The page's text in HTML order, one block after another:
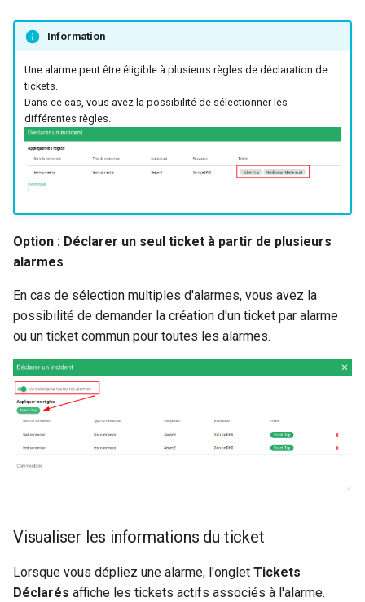
Information
Une alarme peut être éligible à plusieurs règles de déclaration de
tickets.
Dans ce cas, vous avez la possibilité de sélectionner les
différentes règles.
Option : Déclarer un seul ticket à partir de plusieurs
alarmes
En cas de sélection multiples d'alarmes, vous avez la
possibilité de demander la création d'un ticket par alarme
ou un ticket commun pour toutes les alarmes.
Visualiser les informations du ticket
Lorsque vous dépliez une alarme, l'onglet Tickets
Déclarés affiche les tickets actifs associés à l'alarme.